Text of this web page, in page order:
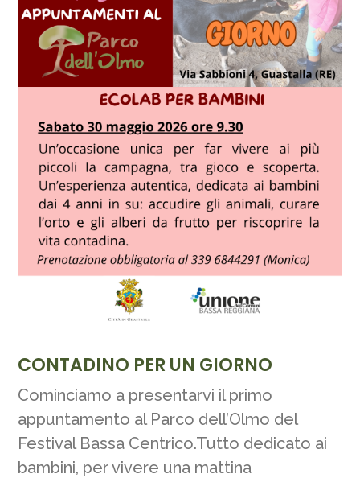
CONTADINO PER UN GIORNO
Cominciamo a presentarvi il primo
appuntamento al Parco dell’Olmo del
Festival Bassa Centrico.Tutto dedicato ai
bambini, per vivere una mattina